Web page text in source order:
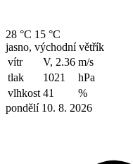
28 °C 15 °C
jasno, východní větřík
vítr
V, 2.36 m/s
tlak
1021
hPa
vlhkost 41
%
pondělí 10. 8. 2026